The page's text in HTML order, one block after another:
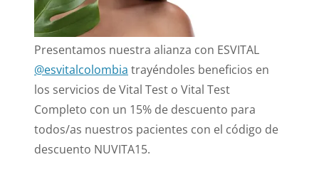
Presentamos nuestra alianza con ESVITAL
@esvitalcolombia trayéndoles beneficios en
los servicios de Vital Test o Vital Test
Completo con un 15% de descuento para
todos/as nuestros pacientes con el código de
descuento NUVITA15.